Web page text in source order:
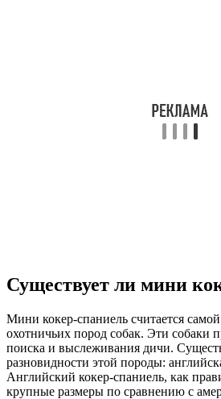
Существует ли мини
Мини кокер-спаниель считается
охотничьих пород собак. Эти собаки
поиска и выслеживания дичи.
разновидности этой породы:
Английский кокер-спаниель, как
крупные размеры по сравнению с